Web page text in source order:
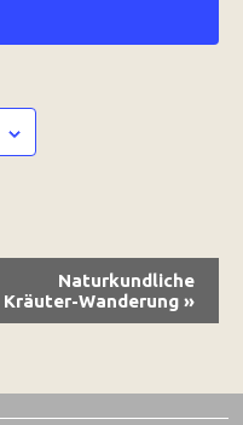
Naturkundliche
Kräuter-Wanderung »